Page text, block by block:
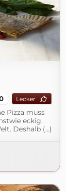
Lecker
Pizza muss
eckig.
Deshalb (...)